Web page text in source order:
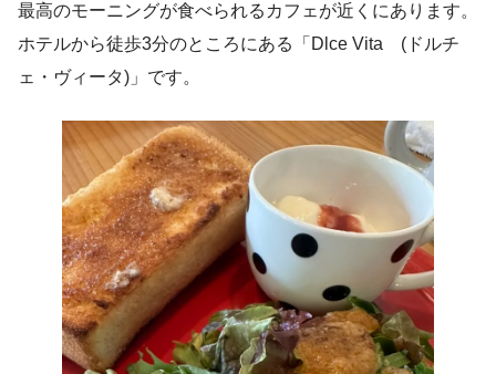
最高のモーニングが食べられるカフェが近くにあります。
ホテルから徒歩3分のところにある「Dlce Vita (ドルチ
ェ・ヴィータ)」です。